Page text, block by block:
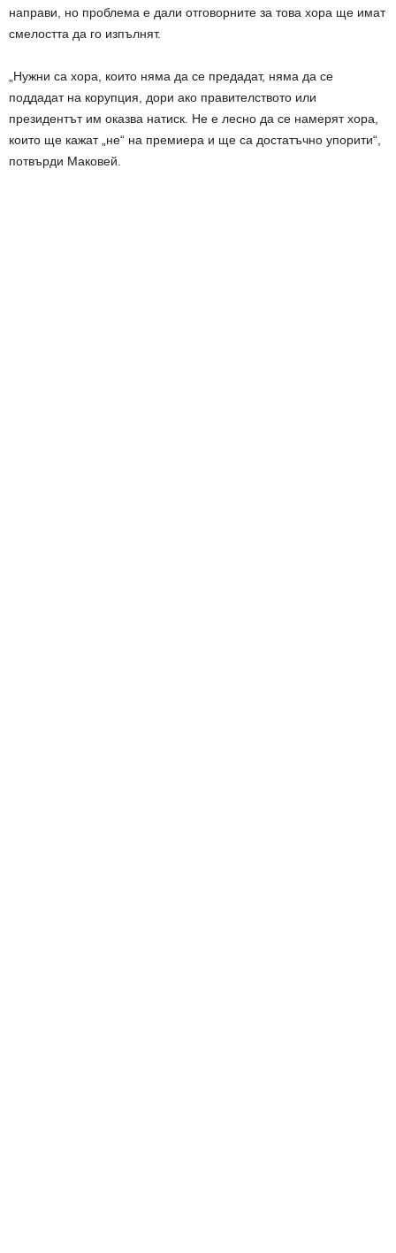
направи, но проблема е дали отговорните за това хора ще имат
смелостта да го изпълнят.
„Нужни са хора, които няма да се предадат, няма да се
поддадат на корупция, дори ако правителството или
президентът им оказва натиск. Не е лесно да се намерят хора,
които ще кажат „не“ на премиера и ще са достатъчно упорити“,
потвърди Маковей.